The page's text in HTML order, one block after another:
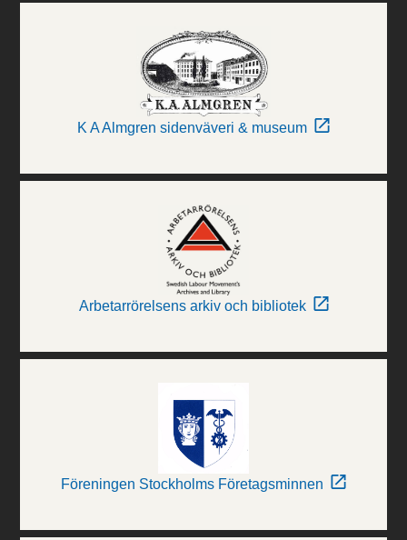
K A Almgren sidenväveri & museum
Arbetarrörelsens arkiv och bibliotek
Föreningen Stockholms Företagsminnen